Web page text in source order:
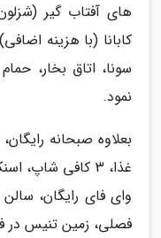
های آفتاب گیر
کابانا (با هزینه
سونا، اتاق بخار،
نمود.
وای فای رایگان،
فصلی، زمین تنیس در